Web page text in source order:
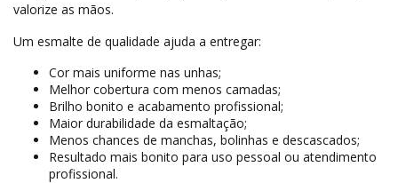
valorize as mãos.
Um esmalte de qualidade ajuda a entregar:
Cor mais uniforme nas unhas;
Melhor cobertura com menos camadas;
Brilho bonito e acabamento profissional;
Maior durabilidade da esmaltação;
Menos chances de manchas, bolinhas e descascados;
Resultado mais bonito para uso pessoal ou atendimento
profissional.